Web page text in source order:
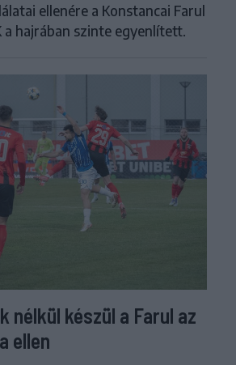
ellenére a Konstancai Farul
a hajrában szinte egyenlített.
nélkül készül a Farul az
ellen